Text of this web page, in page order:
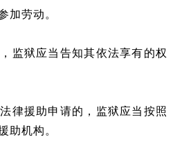
加劳动。
监狱应当告知其依法享有的权
律援助申请的，监狱应当按照
助机构。